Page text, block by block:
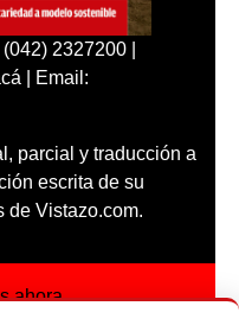
2327200 |
| Email:
parcial y traducción a
escrita de su
de Vistazo.com.
ahora